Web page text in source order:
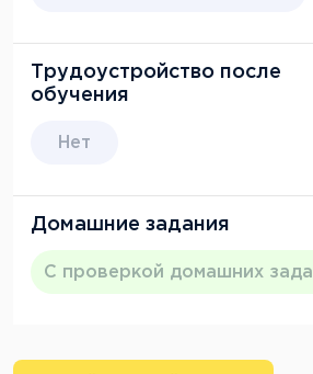
Трудоустройство после
обучения
Нет
Домашние задания
С проверкой домашних